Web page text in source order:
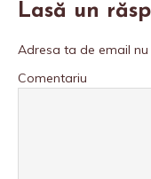
Lasă un
Adresa ta de email
Comentariu